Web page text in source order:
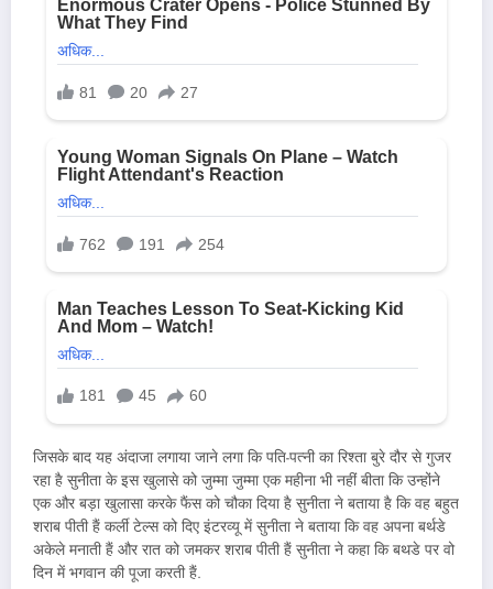
जिसके बाद यह अंदाजा लगाया जाने लगा कि पति-पत्नी का रिश्ता बुरे दौर से गुजर
रहा है सुनीता के इस खुलासे को जुम्मा जुम्मा एक महीना भी नहीं बीता कि उन्होंने
एक और बड़ा खुलासा करके फैंस को चौका दिया है सुनीता ने बताया है कि वह बहुत
शराब पीती हैं कर्ली टेल्स को दिए इंटरव्यू में सुनीता ने बताया कि वह अपना बर्थडे
अकेले मनाती हैं और रात को जमकर शराब पीती हैं सुनीता ने कहा कि बथडे पर वो
दिन में भगवान की पूजा करती हैं.